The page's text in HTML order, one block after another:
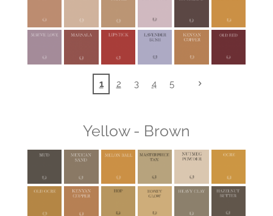
1 2 3 4 5
Yellow - Brown